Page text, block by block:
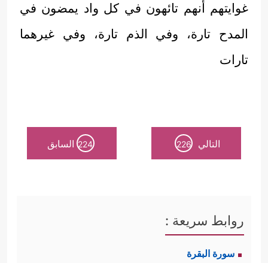
غوايتهم أنهم تائهون في كل واد يمضون في
المدح تارة، وفي الذم تارة، وفي غيرهما
تارات
التالي 226
224 السابق
روابط سريعة :
سورة البقرة